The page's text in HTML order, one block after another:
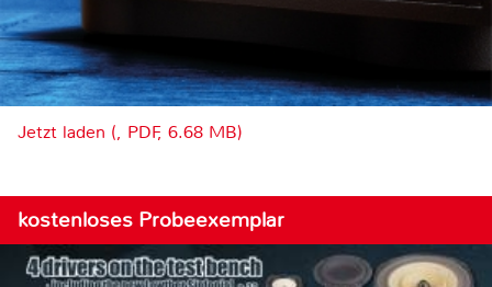
Jetzt laden (, PDF, 6.68 MB)
kostenloses Probeexemplar